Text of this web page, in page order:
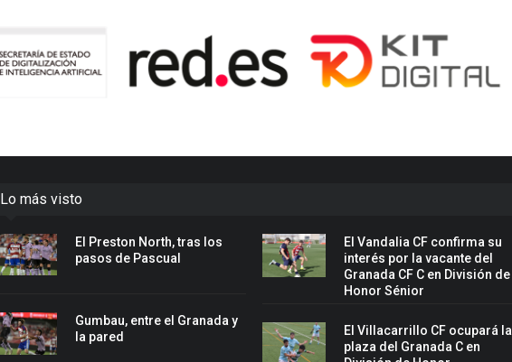
Lo más visto
El Preston North, tras los
pasos de Pascual
Gumbau, entre el Granada y
la pared
El Vandalia CF confirma su
interés por la vacante del
Granada CF C en División de
Honor Sénior
El Villacarrillo CF ocupará la
plaza del Granada C en